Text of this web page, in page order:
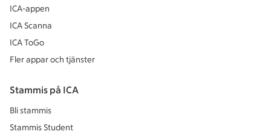
ICA-appen
ICA Scanna
ICA ToGo
Fler appar och tjänster
Stammis på ICA
Bli stammis
Stammis Student